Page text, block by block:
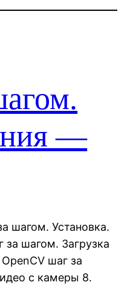
—
шагом. Установка.
за шагом. Загрузка
шаг за
с камеры 8.